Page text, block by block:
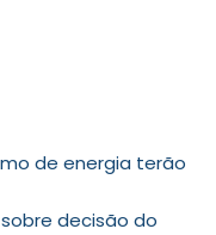
de energia terão
decisão do